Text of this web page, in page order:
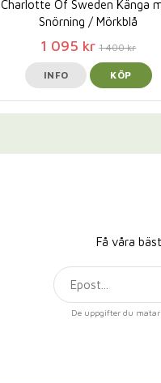
Charlotte Of Sweden Känga
Snörning / Mörkblå
1 095 kr 1 400 kr
INFO KÖP
Få våra
De uppgifter du